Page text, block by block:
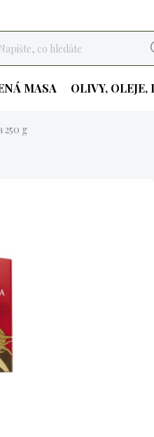
MASA OLIVY, OLEJE,
250 g